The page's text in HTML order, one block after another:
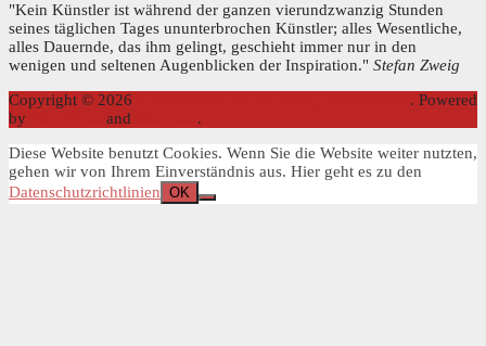
"Kein Künstler ist während der ganzen vierundzwanzig Stunden
seines täglichen Tages ununterbrochen Künstler; alles Wesentliche,
alles Dauernde, das ihm gelingt, geschieht immer nur in den
wenigen und seltenen Augenblicken der Inspiration." Stefan Zweig
Copyright © 2026
. Powered
by
and
.
Diese Website benutzt Cookies. Wenn Sie die Website weiter nutzten,
gehen wir von Ihrem Einverständnis aus. Hier geht es zu den
Datenschutzrichtlinien OK